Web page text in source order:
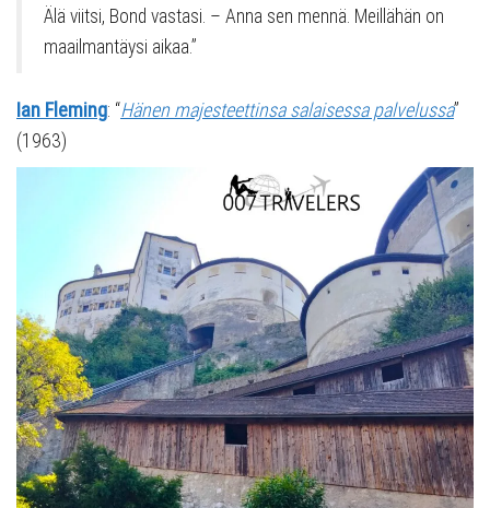
Älä viitsi, Bond vastasi. – Anna sen mennä. Meillähän on
maailmantäysi aikaa.”
Ian Fleming: “Hänen majesteettinsa salaisessa palvelussa”
(1963)